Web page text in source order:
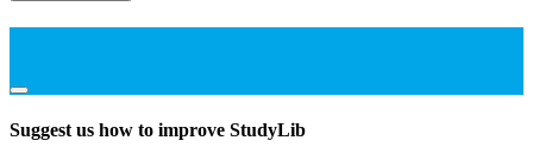
Suggest us how to improve StudyLib